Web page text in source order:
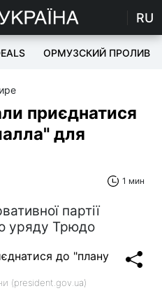
RU
ОРМУЗСКИЙ ПРОЛИВ
приєднатися
для
1 мин
партії
уряду Трюдо
(president.gov.ua)